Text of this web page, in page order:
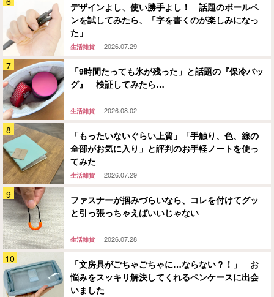
デザインよし、使い勝手よし！ 話題のボールペ
ンを試してみたら、「字を書くのが楽しみになっ
た」
生活雑貨 2026.07.29
「9時間たっても氷が残った」と話題の『保冷バッ
グ』 検証してみたら…
生活雑貨 2026.08.02
「もったいないぐらい上質」「手触り、色、線の
全部がお気に入り」と評判のお手軽ノートを使っ
てみた
生活雑貨 2026.07.29
ファスナーが掴みづらいなら、コレを付けてグッ
と引っ張っちゃえばいいじゃない
生活雑貨 2026.07.28
「文房具がごちゃごちゃに…ならない？！」 お
悩みをスッキリ解決してくれるペンケースに出会
いました